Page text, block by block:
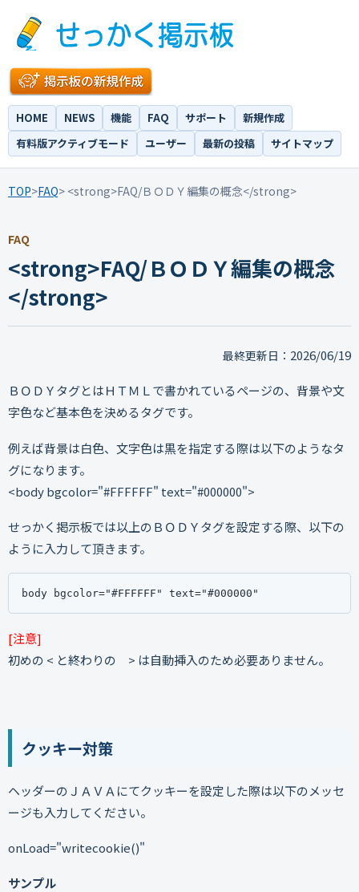
HOME NEWS 機能 FAQ サポート
新規作成
有料版アクティブモード
ユーザー 最新の投稿 サイトマップ
TOP>FAQ> <strong>FAQ/ＢＯＤＹ編集の概念</strong>
FAQ
<strong>FAQ/ＢＯＤＹ編集の概念
</strong>
最終更新日： 2026/06/19
ＢＯＤＹタグとはＨＴＭＬで書かれているページの、背景や文
字色など基本色を決めるタグです。
例えば背景は白色、文字色は黒を指定する際は以下のようなタ
グになります。
<body bgcolor="#FFFFFF" text="#000000">
せっかく掲示板では以上のＢＯＤＹタグを設定する際、以下の
ように入力して頂きます。
body bgcolor="#FFFFFF" text="#000000"
[注意]
初めの < と終わりの > は自動挿入のため必要ありません。
クッキー対策
ヘッダーのＪＡＶＡにてクッキーを設定した際は以下のメッセ
ージも入力してください。
onLoad="writecookie()"
サンプル